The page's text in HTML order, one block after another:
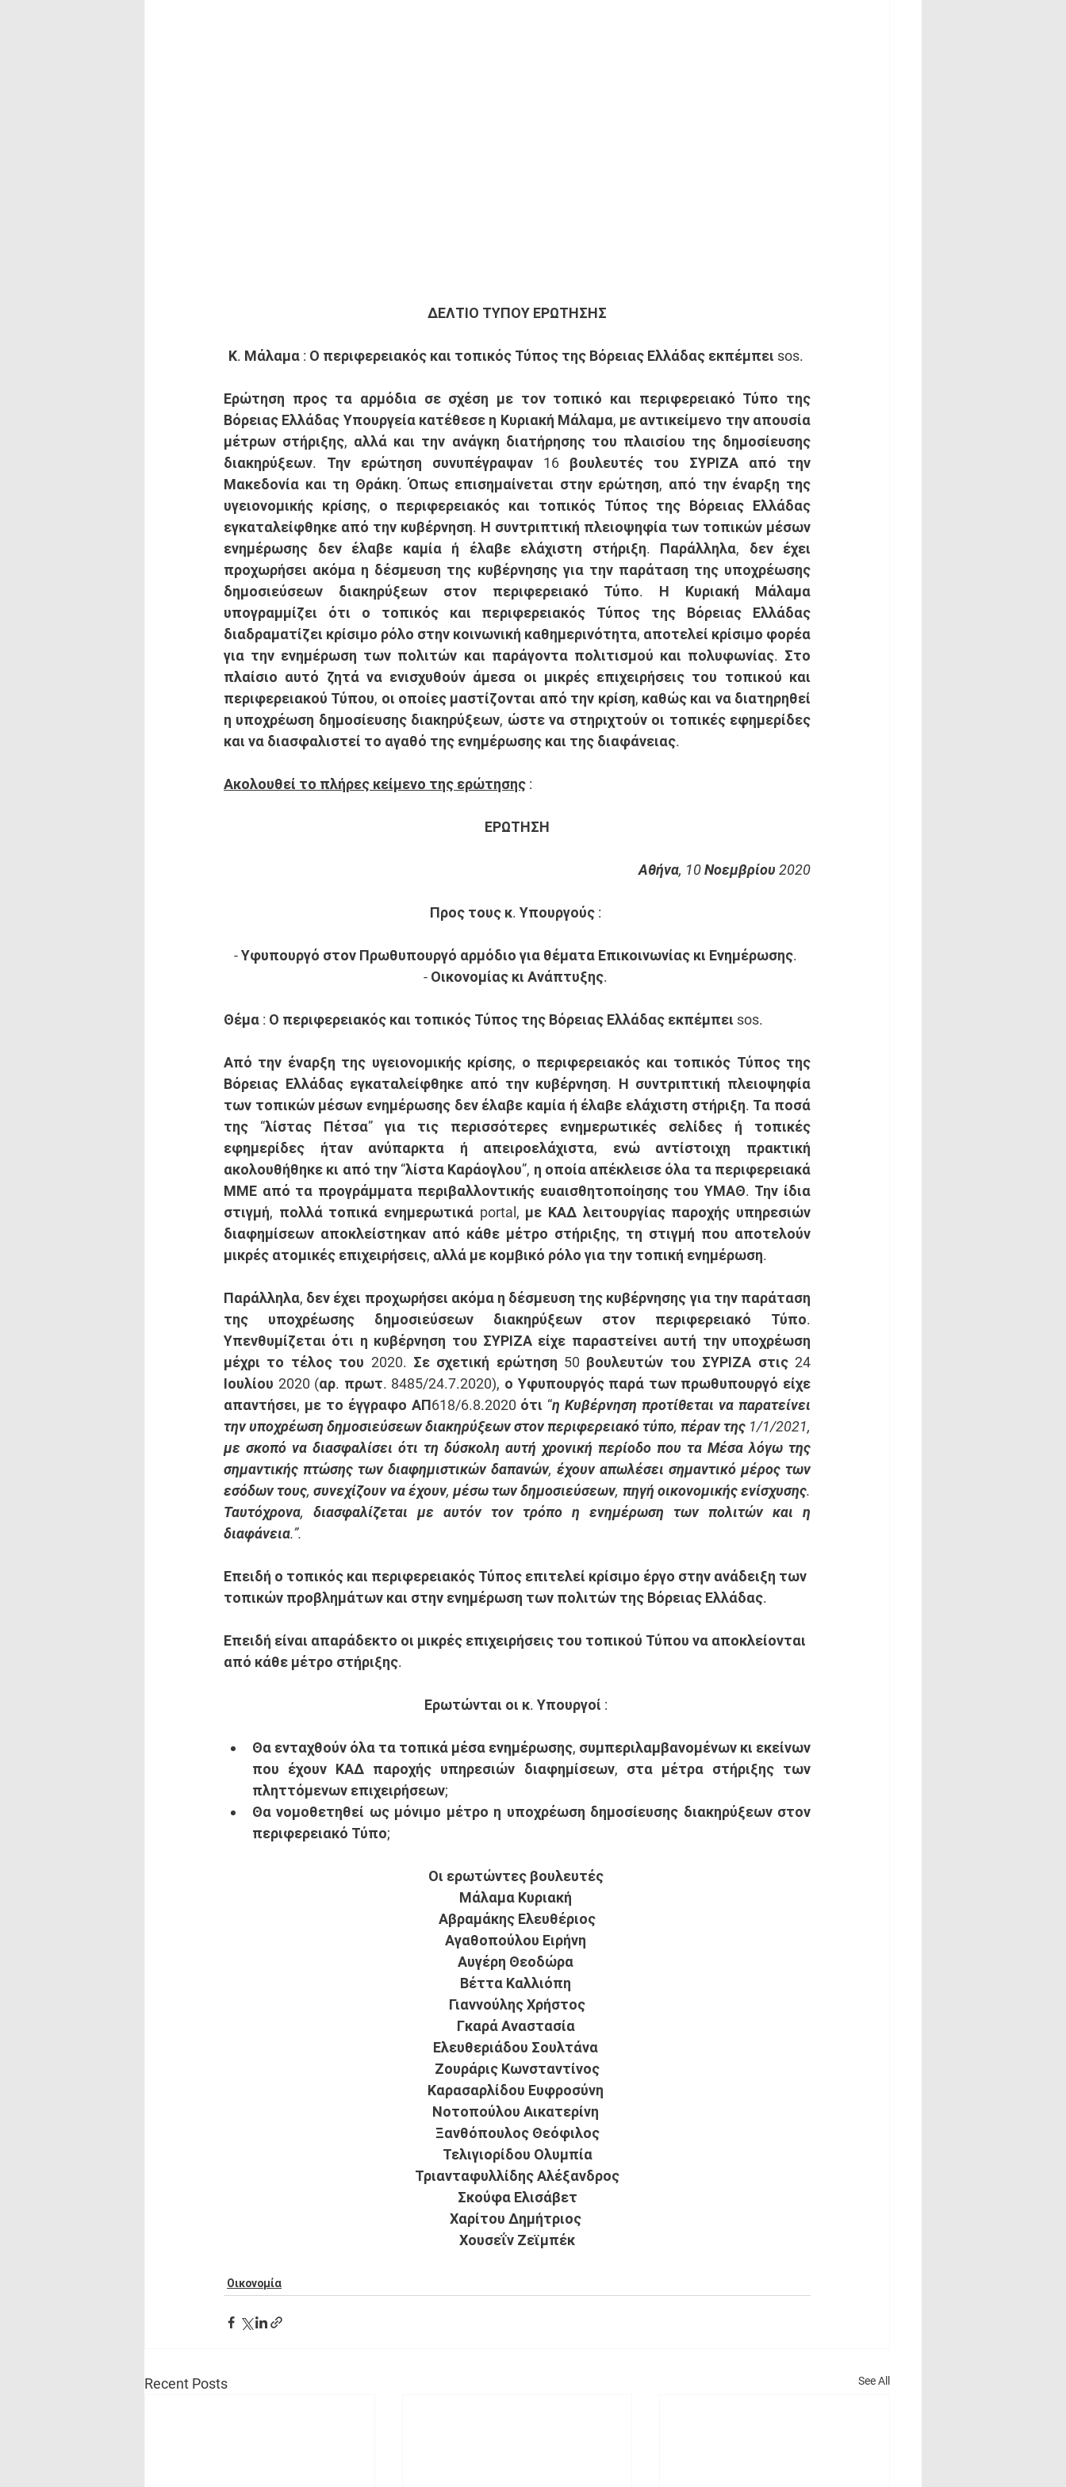
ΔΕΛΤΙΟ ΤΥΠΟΥ ΕΡΩΤΗΣΗΣ
Κ. Μάλαμα : Ο περιφερειακός και τοπικός Τύπος της Βόρειας Ελλάδας εκπέμπει sos.
Ερώτηση προς τα αρμόδια σε σχέση με τον τοπικό και περιφερειακό Τύπο της
Βόρειας Ελλάδας Υπουργεία κατέθεσε η Κυριακή Μάλαμα, με αντικείμενο την απουσία
μέτρων στήριξης, αλλά και την ανάγκη διατήρησης του πλαισίου της δημοσίευσης
διακηρύξεων. Την ερώτηση συνυπέγραψαν 16 βουλευτές του ΣΥΡΙΖΑ από την
Μακεδονία και τη Θράκη. Όπως επισημαίνεται στην ερώτηση, από την έναρξη της
υγειονομικής κρίσης, ο περιφερειακός και τοπικός Τύπος της Βόρειας Ελλάδας
εγκαταλείφθηκε από την κυβέρνηση. Η συντριπτική πλειοψηφία των τοπικών μέσων
ενημέρωσης δεν έλαβε καμία ή έλαβε ελάχιστη στήριξη. Παράλληλα, δεν έχει
προχωρήσει ακόμα η δέσμευση της κυβέρνησης για την παράταση της υποχρέωσης
δημοσιεύσεων διακηρύξεων στον περιφερειακό Τύπο. Η Κυριακή Μάλαμα
υπογραμμίζει ότι ο τοπικός και περιφερειακός Τύπος της Βόρειας Ελλάδας
διαδραματίζει κρίσιμο ρόλο στην κοινωνική καθημερινότητα, αποτελεί κρίσιμο φορέα
για την ενημέρωση των πολιτών και παράγοντα πολιτισμού και πολυφωνίας. Στο
πλαίσιο αυτό ζητά να ενισχυθούν άμεσα οι μικρές επιχειρήσεις του τοπικού και
περιφερειακού Τύπου, οι οποίες μαστίζονται από την κρίση, καθώς και να διατηρηθεί
η υποχρέωση δημοσίευσης διακηρύξεων, ώστε να στηριχτούν οι τοπικές εφημερίδες
και να διασφαλιστεί το αγαθό της ενημέρωσης και της διαφάνειας.
Ακολουθεί το πλήρες κείμενο της ερώτησης :
ΕΡΩΤΗΣΗ
Αθήνα, 10 Νοεμβρίου 2020
Προς τους κ. Υπουργούς :
- Υφυπουργό στον Πρωθυπουργό αρμόδιο για θέματα Επικοινωνίας κι Ενημέρωσης.
- Οικονομίας κι Ανάπτυξης.
Θέμα : Ο περιφερειακός και τοπικός Τύπος της Βόρειας Ελλάδας εκπέμπει sos.
Από την έναρξη της υγειονομικής κρίσης, ο περιφερειακός και τοπικός Τύπος της
Βόρειας Ελλάδας εγκαταλείφθηκε από την κυβέρνηση. Η συντριπτική πλειοψηφία
των τοπικών μέσων ενημέρωσης δεν έλαβε καμία ή έλαβε ελάχιστη στήριξη. Τα ποσά
της “λίστας Πέτσα” για τις περισσότερες ενημερωτικές σελίδες ή τοπικές
εφημερίδες ήταν ανύπαρκτα ή απειροελάχιστα, ενώ αντίστοιχη πρακτική
ακολουθήθηκε κι από την “λίστα Καράογλου”, η οποία απέκλεισε όλα τα περιφερειακά
ΜΜΕ από τα προγράμματα περιβαλλοντικής ευαισθητοποίησης του ΥΜΑΘ. Την ίδια
στιγμή, πολλά τοπικά ενημερωτικά portal, με ΚΑΔ λειτουργίας παροχής υπηρεσιών
διαφημίσεων αποκλείστηκαν από κάθε μέτρο στήριξης, τη στιγμή που αποτελούν
μικρές ατομικές επιχειρήσεις, αλλά με κομβικό ρόλο για την τοπική ενημέρωση.
Παράλληλα, δεν έχει προχωρήσει ακόμα η δέσμευση της κυβέρνησης για την παράταση
της υποχρέωσης δημοσιεύσεων διακηρύξεων στον περιφερειακό Τύπο.
Υπενθυμίζεται ότι η κυβέρνηση του ΣΥΡΙΖΑ είχε παραστείνει αυτή την υποχρέωση
μέχρι το τέλος του 2020. Σε σχετική ερώτηση 50 βουλευτών του ΣΥΡΙΖΑ στις 24
Ιουλίου 2020 (αρ. πρωτ. 8485/24.7.2020), ο Υφυπουργός παρά των πρωθυπουργό είχε
απαντήσει, με το έγγραφο ΑΠ618/6.8.2020 ότι “η Κυβέρνηση προτίθεται να παρατείνει
την υποχρέωση δημοσιεύσεων διακηρύξεων στον περιφερειακό τύπο, πέραν της 1/1/2021,
με σκοπό να διασφαλίσει ότι τη δύσκολη αυτή χρονική περίοδο που τα Μέσα λόγω της
σημαντικής πτώσης των διαφημιστικών δαπανών, έχουν απωλέσει σημαντικό μέρος των
εσόδων τους, συνεχίζουν να έχουν, μέσω των δημοσιεύσεων, πηγή οικονομικής ενίσχυσης.
Ταυτόχρονα, διασφαλίζεται με αυτόν τον τρόπο η ενημέρωση των πολιτών και η
διαφάνεια.”.
Επειδή ο τοπικός και περιφερειακός Τύπος επιτελεί κρίσιμο έργο στην ανάδειξη των
τοπικών προβλημάτων και στην ενημέρωση των πολιτών της Βόρειας Ελλάδας.
Επειδή είναι απαράδεκτο οι μικρές επιχειρήσεις του τοπικού Τύπου να αποκλείονται
από κάθε μέτρο στήριξης.
Ερωτώνται οι κ. Υπουργοί :
Θα ενταχθούν όλα τα τοπικά μέσα ενημέρωσης, συμπεριλαμβανομένων κι εκείνων
που έχουν ΚΑΔ παροχής υπηρεσιών διαφημίσεων, στα μέτρα στήριξης των
πληττόμενων επιχειρήσεων;
Θα νομοθετηθεί ως μόνιμο μέτρο η υποχρέωση δημοσίευσης διακηρύξεων στον
περιφερειακό Τύπο;
Οι ερωτώντες βουλευτές
Μάλαμα Κυριακή
Αβραμάκης Ελευθέριος
Αγαθοπούλου Ειρήνη
Αυγέρη Θεοδώρα
Βέττα Καλλιόπη
Γιαννούλης Χρήστος
Γκαρά Αναστασία
Ελευθεριάδου Σουλτάνα
Ζουράρις Κωνσταντίνος
Καρασαρλίδου Ευφροσύνη
Νοτοπούλου Αικατερίνη
Ξανθόπουλος Θεόφιλος
Τελιγιορίδου Ολυμπία
Τριανταφυλλίδης Αλέξανδρος
Σκούφα Ελισάβετ
Χαρίτου Δημήτριος
Χουσεΐν Ζεϊμπέκ
Οικονομία
Recent Posts See All